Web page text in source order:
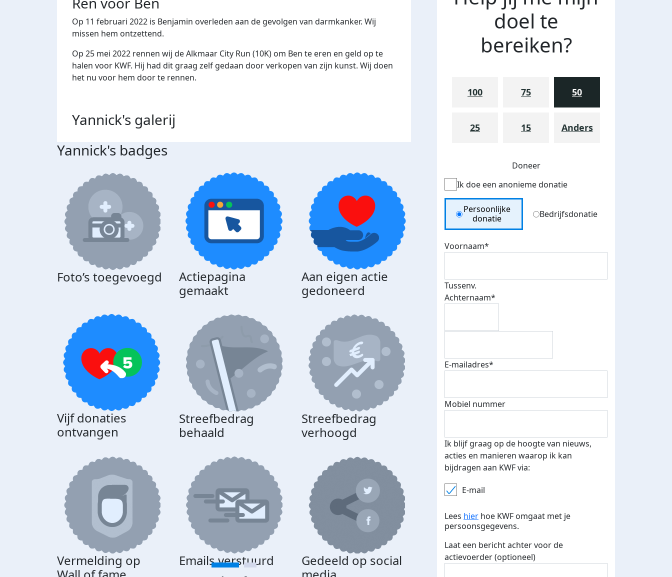
Op 11 februari 2022 is Benjamin overleden aan de gevolgen van darmkanker. Wij
missen hem ontzettend.
Op 25 mei 2022 rennen wij de Alkmaar City Run (10K) om Ben te eren en geld op te
halen voor KWF. Hij had dit graag zelf gedaan door verkopen van zijn kunst. Wij doen
het nu voor hem door te rennen.
Yannick's galerij
Yannick's badges
Foto’s toegevoegd
Actiepagina
gemaakt
Aan eigen actie
gedoneerd
Vijf donaties
ontvangen
Streefbedrag
behaald
Streefbedrag
verhoogd
Vermelding op
Emails verstuurd
Gedeeld op social
Donateurs
bedankt
doel te
bereiken?
100 75 50
25 15 Anders
Doneer
Ik doe een anonieme donatie
Donation Type
Persoonlijke
donatie
Bedrijfsdonatie
Voornaam*
Tussenv.
Achternaam*
E-mailadres*
Mobiel nummer
Ik blijf graag op de hoogte van nieuws,
acties en manieren waarop ik kan
bijdragen aan KWF via:
E-mail
Lees hier hoe KWF omgaat met je
persoonsgegevens.
Laat een bericht achter voor de
actievoerder (optioneel)